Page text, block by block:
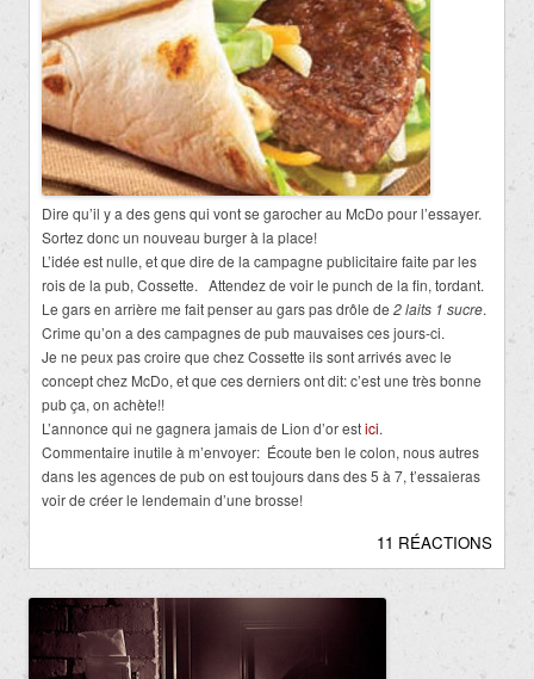
Dire qu’il y a des gens qui vont se garocher au McDo pour l’essayer.
Sortez donc un nouveau burger à la place!
L’idée est nulle, et que dire de la campagne publicitaire faite par les
rois de la pub, Cossette. Attendez de voir le punch de la fin, tordant.
Le gars en arrière me fait penser au gars pas drôle de 2 laits 1 sucre.
Crime qu’on a des campagnes de pub mauvaises ces jours-ci.
Je ne peux pas croire que chez Cossette ils sont arrivés avec le
concept chez McDo, et que ces derniers ont dit: c’est une très bonne
pub ça, on achète!!
L’annonce qui ne gagnera jamais de Lion d’or estici.
Commentaire inutile à m’envoyer: Écoute ben le colon, nous autres
dans les agences de pub on est toujours dans des 5 à 7, t’essaieras
voir de créer le lendemain d’une brosse!
11 RÉACTIONS